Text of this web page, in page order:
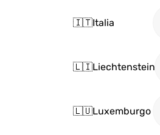
🇮🇹Italia
🇱🇮Liechtenstein
🇱🇺Luxemburgo